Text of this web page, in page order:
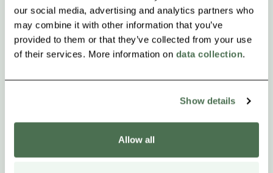
our social media, advertising and analytics partners who
may combine it with other information that you’ve
provided to them or that they’ve collected from your use
of their services. More information on data collection.
Show details
Allow all